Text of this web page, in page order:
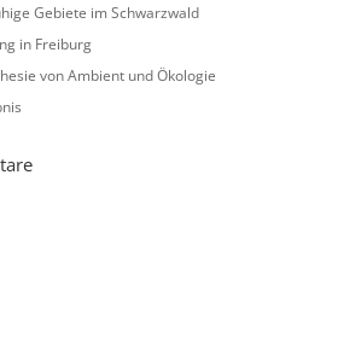
Gebiete im Schwarzwald
in Freiburg
von Ambient und Ökologie